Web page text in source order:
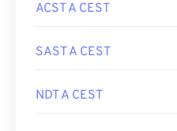
ACST A CEST
SAST A CEST
NDT A CEST